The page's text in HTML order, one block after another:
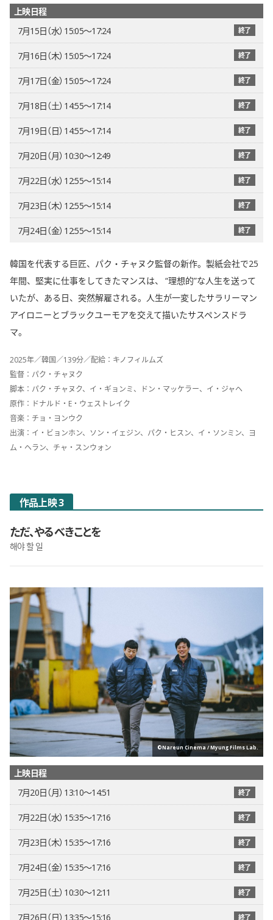
上映日程
7月15日（水） 15:05〜17:24
終了
7月16日（木） 15:05〜17:24 終了
7月17日（金） 15:05〜17:24 終了
7月18日（土） 14:55〜17:14 終了
7月19日（日） 14:55〜17:14 終了
7月20日（月） 10:30〜12:49 終了
7月22日（水） 12:55〜15:14 終了
7月23日（木） 12:55〜15:14 終了
7月24日（金） 12:55〜15:14 終了
韓国を代表する巨匠、パク・チャヌク監督の新作。製紙会社で25
年間、堅実に仕事をしてきたマンスは、 “理想的”な人生を送って
いたが、ある日、突然解雇される。人生が一変したサラリーマン
アイロニーとブラックユーモアを交えて描いたサスペンスドラ
マ。
2025年／韓国／139分／配給：キノフィルムズ
監督：パク・チャヌク
脚本：パク・チャヌク、イ・ギョンミ、ドン・マッケラー、イ・ジャヘ
原作：ドナルド・E・ウェストレイク
音楽：チョ・ヨンウク
出演：イ・ビョンホン、ソン・イェジン、パク・ヒスン、イ・ソンミン、ヨ
ム・ヘラン、チャ・スンウォン
作品上映 3
ただ、やるべきことを
해야 할 일
©Nareun Cinema / Myung Films Lab.
上映日程
7月20日（月） 13:10〜14:51
終了
7月22日（水） 15:35〜17:16 終了
7月23日（木） 15:35〜17:16 終了
7月24日（金） 15:35〜17:16 終了
7月25日（土） 10:30〜12:11 終了
7月26日（日） 13:35〜15:16 終了